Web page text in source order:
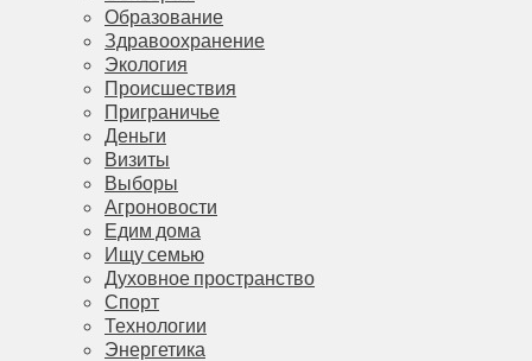
Образование
Здравоохранение
Экология
Происшествия
Приграничье
Деньги
Визиты
Выборы
Агроновости
Едим дома
Ищу семью
Духовное пространство
Спорт
Технологии
Энергетика